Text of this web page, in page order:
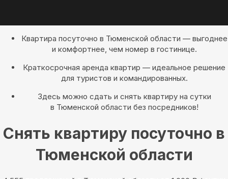
Квартира посуточно в Тюменской области — выгоднее
и комфортнее, чем номер в гостинице.
Краткосрочная аренда квартир — идеальное решение
для туристов и командированных.
Здесь можно сдать и снять квартиру на сутки
в Тюменской области без посредников!
Снять квартиру посуточно в
Тюменской области